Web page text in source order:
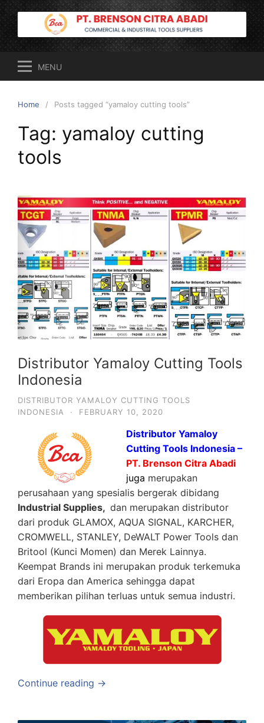
to
content
MENU
Home Posts tagged “yamaloy cutting tools”
Tag: yamaloy cutting
tools
Distributor Yamaloy Cutting Tools
Indonesia
DISTRIBUTOR YAMALOY CUTTING TOOLS
INDONESIA
· FEBRUARY 10, 2020
Distributor Yamaloy
Cutting Tools Indonesia –
PT. Brenson Citra Abadi
juga merupakan
perusahaan yang spesialis bergerak dibidang
Industrial Supplies, dan merupakan distributor
dari produk GLAMOX, AQUA SIGNAL, KARCHER,
CROMWELL, STANLEY, DeWALT Power Tools dan
Britool (Kunci Momen) dan Merek Lainnya.
Keempat Brands ini merupakan produk terkemuka
dari Eropa dan America sehingga dapat
memberikan pilihan terluas untuk semua industri.
Continue reading →